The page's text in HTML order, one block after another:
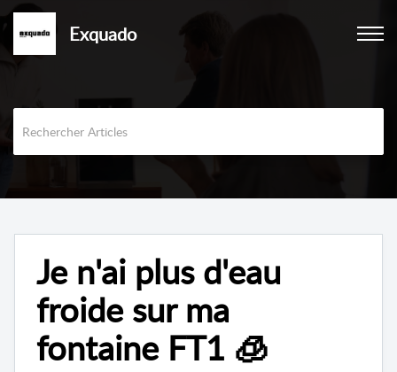
Exquado
Je n'ai plus d'eau
froide sur ma
fontaine FT1 🧊